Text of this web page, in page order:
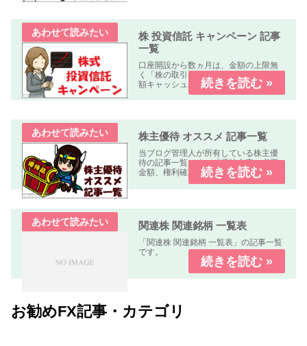
株 投資信託 キャンペーン 記事
一覧
口座開設から数ヵ月は、金額の上限無
く「株の取引手数料が無料」又は「全
額キャッシュバック」のキャンペーン
中心に掲載しています。
株主優待 オススメ 記事一覧
当ブログ管理人が所有している株主優
待の記事一覧です。「優待内容、必要
金額、権利確定日、優待到着日、使用
期限、優待利回り、配当利回り、オス
スメ度」などについて解説します。
関連株 関連銘柄 一覧表
「関連株 関連銘柄 一覧表」の記事一覧
です。
お勧めFX記事・カテゴリ